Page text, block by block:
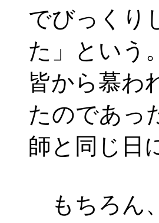
でびっくり
た」という
皆から慕わ
たのであっ
師と同じ日
もちろん